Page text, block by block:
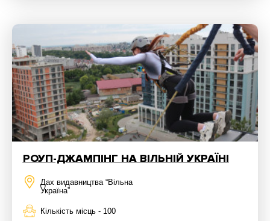
РОУП-ДЖАМПІНГ НА ВІЛЬНІЙ УКРАЇНІ
Дах видавництва “Вільна
Україна”
Кількість місць - 100